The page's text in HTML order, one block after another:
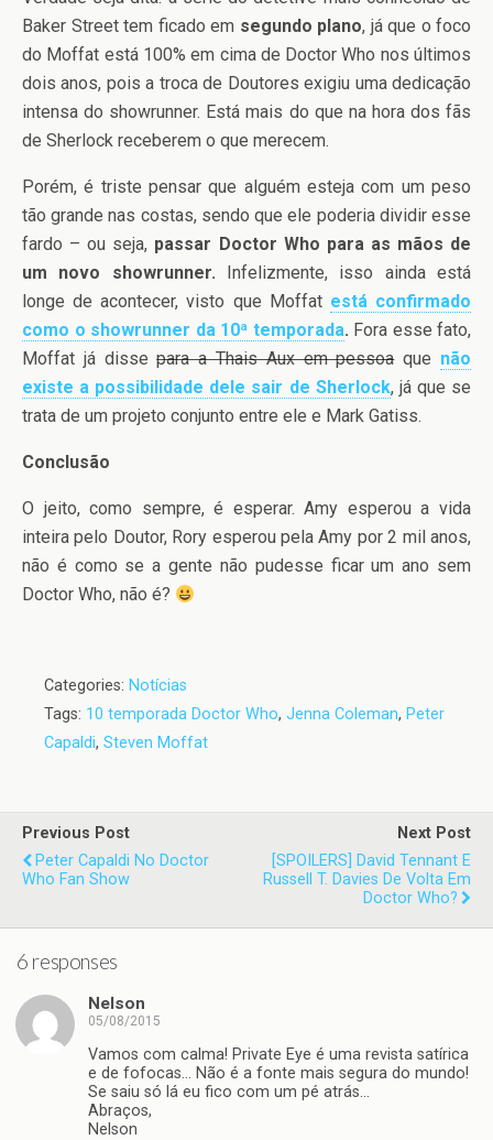
Baker Street tem ficado em segundo plano, já que o foco
do Moffat está 100% em cima de Doctor Who nos últimos
dois anos, pois a troca de Doutores exigiu uma dedicação
intensa do showrunner. Está mais do que na hora dos fãs
de Sherlock receberem o que merecem.
Porém, é triste pensar que alguém esteja com um peso
tão grande nas costas, sendo que ele poderia dividir esse
fardo – ou seja, passar Doctor Who para as mãos de
um novo showrunner. Infelizmente, isso ainda está
longe de acontecer, visto que Moffat está confirmado
como o showrunner da 10ª temporada. Fora esse fato,
Moffat já dissepara a Thais Aux em pessoaque não
existe a possibilidade dele sair de Sherlock, já que se
trata de um projeto conjunto entre ele e Mark Gatiss.
Conclusão
O jeito, como sempre, é esperar. Amy esperou a vida
inteira pelo Doutor, Rory esperou pela Amy por 2 mil anos,
não é como se a gente não pudesse ficar um ano sem
Doctor Who, não é?
Categories: Notícias
Tags: 10 temporada Doctor Who, Jenna Coleman, Peter
Capaldi, Steven Moffat
Previous Post
Peter Capaldi No Doctor
Who Fan Show
Next Post
[SPOILERS] David Tennant E
Russell T. Davies De Volta Em
Doctor Who?
6 responses
Nelson
05/08/2015
Vamos com calma! Private Eye é uma revista satírica
e de fofocas… Não é a fonte mais segura do mundo!
Se saiu só lá eu fico com um pé atrás…
Abraços,
Nelson